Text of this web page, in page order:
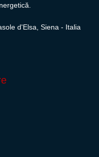
d'Elsa, Siena - Italia